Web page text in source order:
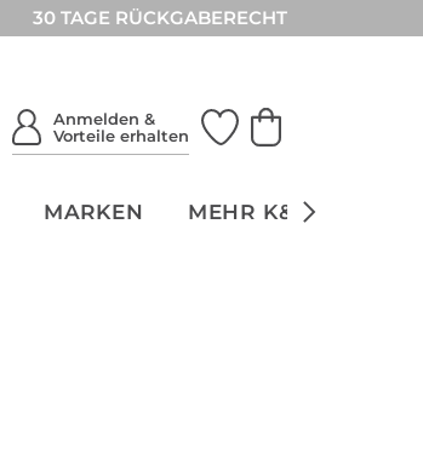
30 TAGE RÜCKGABERECHT
Anmelden &
Vorteile erhalten
MARKEN MEHR K&Ö